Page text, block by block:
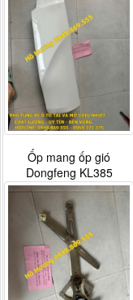
Ốp mang ốp gió
Dongfeng KL385